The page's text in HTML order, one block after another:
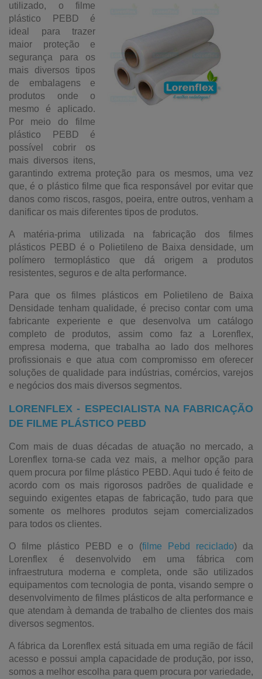
utilizado, o filme
plástico PEBD é
ideal para trazer
maior proteção e
segurança para os
mais diversos tipos
de embalagens e
produtos onde o
mesmo é aplicado.
Por meio do filme
plástico PEBD é
possível cobrir os
mais diversos itens,
garantindo extrema proteção para os mesmos, uma vez
que, é o plástico filme que fica responsável por evitar que
danos como riscos, rasgos, poeira, entre outros, venham a
danificar os mais diferentes tipos de produtos.
A matéria-prima utilizada na fabricação dos filmes
plásticos PEBD é o Polietileno de Baixa densidade, um
polímero termoplástico que dá origem a produtos
resistentes, seguros e de alta performance.
Para que os filmes plásticos em Polietileno de Baixa
Densidade tenham qualidade, é preciso contar com uma
fabricante experiente e que desenvolva um catálogo
completo de produtos, assim como faz a Lorenflex,
empresa moderna, que trabalha ao lado dos melhores
profissionais e que atua com compromisso em oferecer
soluções de qualidade para indústrias, comércios, varejos
e negócios dos mais diversos segmentos.
LORENFLEX - ESPECIALISTA NA FABRICAÇÃO
DE FILME PLÁSTICO PEBD
Com mais de duas décadas de atuação no mercado, a
Lorenflex torna-se cada vez mais, a melhor opção para
quem procura por filme plástico PEBD. Aqui tudo é feito de
acordo com os mais rigorosos padrões de qualidade e
seguindo exigentes etapas de fabricação, tudo para que
somente os melhores produtos sejam comercializados
para todos os clientes.
O filme plástico PEBD e o (filme Pebd reciclado) da
Lorenflex é desenvolvido em uma fábrica com
infraestrutura moderna e completa, onde são utilizados
equipamentos com tecnologia de ponta, visando sempre o
desenvolvimento de filmes plásticos de alta performance e
que atendam à demanda de trabalho de clientes dos mais
diversos segmentos.
A fábrica da Lorenflex está situada em uma região de fácil
acesso e possui ampla capacidade de produção, por isso,
somos a melhor escolha para quem procura por variedade,